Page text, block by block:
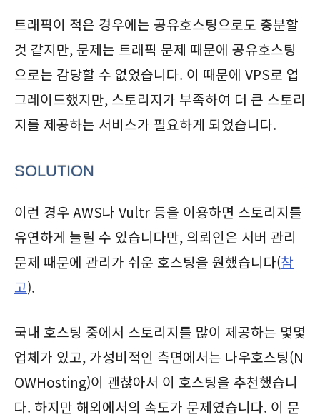
트래픽이 적은 경우에는 공유호스팅으로도 충분할
것 같지만, 문제는 트래픽 문제 때문에 공유호스팅
으로는 감당할 수 없었습니다. 이 때문에 VPS로 업
그레이드했지만, 스토리지가 부족하여 더 큰 스토리
지를 제공하는 서비스가 필요하게 되었습니다.
SOLUTION
이런 경우 AWS나 Vultr 등을 이용하면 스토리지를
유연하게 늘릴 수 있습니다만, 의뢰인은 서버 관리
문제 때문에 관리가 쉬운 호스팅을 원했습니다(참
고).
국내 호스팅 중에서 스토리지를 많이 제공하는 몇몇
업체가 있고, 가성비적인 측면에서는 나우호스팅(N
OWHosting)이 괜찮아서 이 호스팅을 추천했습니
다. 하지만 해외에서의 속도가 문제였습니다. 이 문